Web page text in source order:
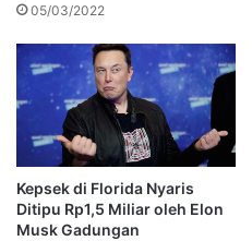
05/03/2022
Kepsek di Florida Nyaris
Ditipu Rp1,5 Miliar oleh Elon
Musk Gadungan